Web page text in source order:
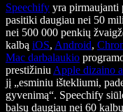
Speechify yra pirmaujanti
pasitiki daugiau nei 50
nei 500 000 penkių
kalbą iOS, Android,
Mac darbalaukio
prestižiniu Apple dizaino
jį „esminiu ištekliumi,
gyvenimą“. Speechify
balsų daugiau nei 60